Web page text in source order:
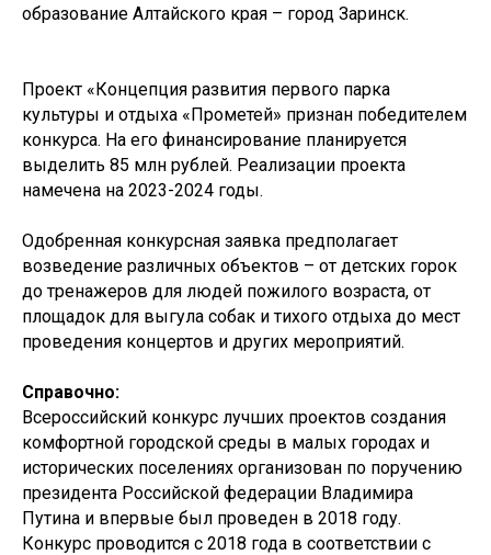
образование Алтайского края – город Заринск.
Проект «Концепция развития первого парка
культуры и отдыха «Прометей» признан победителем
конкурса. На его финансирование планируется
выделить 85 млн рублей. Реализации проекта
намечена на 2023-2024 годы.
Одобренная конкурсная заявка предполагает
возведение различных объектов – от детских горок
до тренажеров для людей пожилого возраста, от
площадок для выгула собак и тихого отдыха до мест
проведения концертов и других мероприятий.
Справочно:
Всероссийский конкурс лучших проектов создания
комфортной городской среды в малых городах и
исторических поселениях организован по поручению
президента Российской федерации Владимира
Путина и впервые был проведен в 2018 году.
Конкурс проводится с 2018 года в соответствии с